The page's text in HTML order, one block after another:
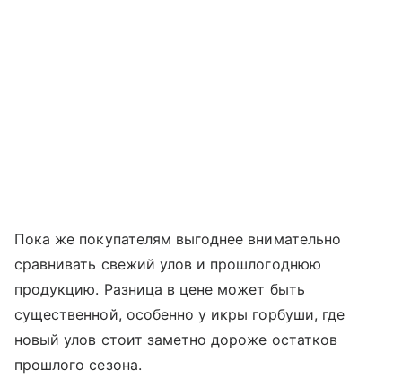
Пока же покупателям выгоднее внимательно
сравнивать свежий улов и прошлогоднюю
продукцию. Разница в цене может быть
существенной, особенно у икры горбуши, где
новый улов стоит заметно дороже остатков
прошлого сезона.